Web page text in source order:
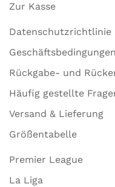
Zur Kasse
Datenschutzrichtlinie
Geschäftsbedingungen
Rückgabe- und
Häufig gestellte
Versand & Lieferung
Größentabelle
Premier League
La Liga